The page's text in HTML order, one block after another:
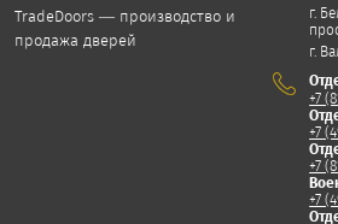
TradeDoors — производство и
продажа дверей
г.
г.
+7
+7
+7
+7